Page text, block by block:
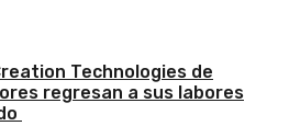
Technologies de
regresan a sus labores